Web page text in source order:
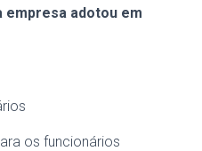
empresa adotou em
os funcionários